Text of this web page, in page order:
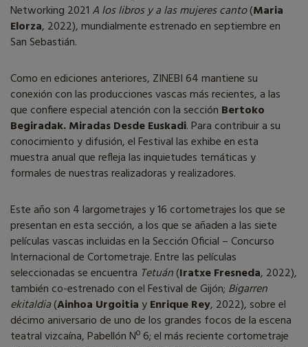
Networking 2021 A los libros y a las mujeres canto(Maria
Elorza, 2022), mundialmente estrenado en septiembre en
San Sebastián.
Como en ediciones anteriores, ZINEBI 64 mantiene su
conexión con las producciones vascas más recientes, a las
que confiere especial atención con la sección Bertoko
Begiradak. Miradas Desde Euskadi. Para contribuir a su
conocimiento y difusión, el Festival las exhibe en esta
muestra anual que refleja las inquietudes temáticas y
formales de nuestras realizadoras y realizadores.
Este año son 4 largometrajes y 16 cortometrajes los que se
presentan en esta sección, a los que se añaden a las siete
películas vascas incluidas en la Sección Oficial – Concurso
Internacional de Cortometraje. Entre las películas
seleccionadas se encuentra Tetuán(Iratxe Fresneda, 2022),
también co-estrenado con el Festival de Gijón; Bigarren
ekitaldia(Ainhoa UrgoitiayEnrique Rey, 2022), sobre el
décimo aniversario de uno de los grandes focos de la escena
teatral vizcaína, Pabellón Nº 6; el más reciente cortometraje